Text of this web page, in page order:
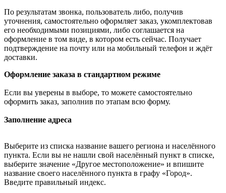
По результатам звонка, пользователь либо, получив
уточнения, самостоятельно оформляет заказ, укомплектовав
его необходимыми позициями, либо соглашается на
оформление в том виде, в котором есть сейчас. Получает
подтверждение на почту или на мобильный телефон и ждёт
доставки.
Оформление заказа в стандартном режиме
Если вы уверены в выборе, то можете самостоятельно
оформить заказ, заполнив по этапам всю форму.
Заполнение адреса
Выберите из списка название вашего региона и населённого
пункта. Если вы не нашли свой населённый пункт в списке,
выберите значение «Другое местоположение» и впишите
название своего населённого пункта в графу «Город».
Введите правильный индекс.